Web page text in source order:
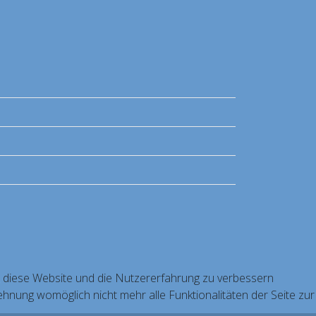
Website und die Nutzererfahrung zu verbessern
womöglich nicht mehr alle Funktionalitäten der Seite zur